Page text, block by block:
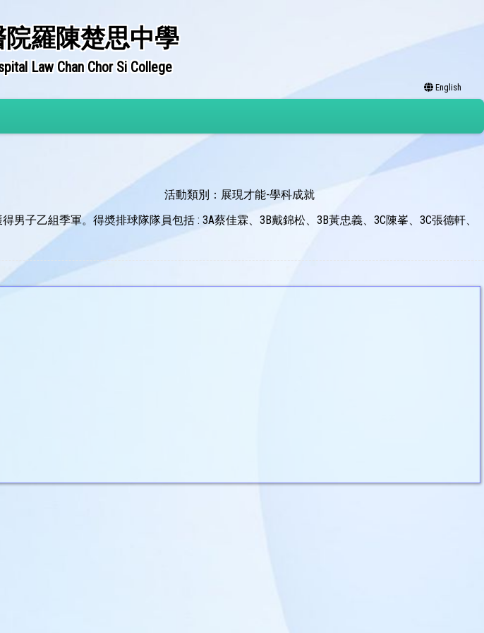
羅陳楚思中學
Law Chan Chor Si College
English
活動類別：展現才能-學科成就
子乙組季軍。得奬排球隊隊員包括 : 3A蔡佳霖、3B戴錦松、3B黃忠義、3C陳峯、3C張德軒、